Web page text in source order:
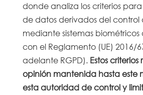
donde analiza los criterios
de datos derivados del control
mediante sistemas
con el Reglamento (UE) 2016/
adelante RGPD). Estos
opinión mantenida hasta este
esta autoridad de control y